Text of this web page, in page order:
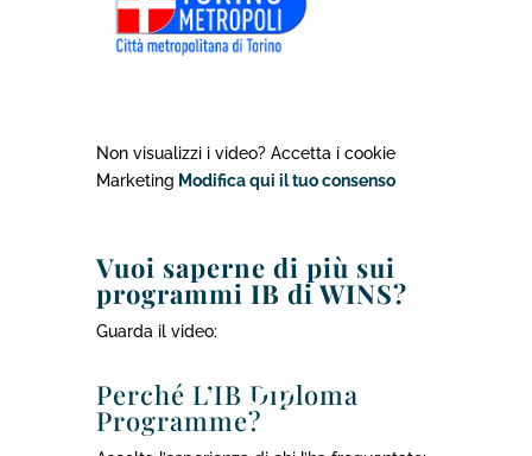
Non visualizzi i video? Accetta i cookie
Marketing Modifica qui il tuo consenso
Vuoi saperne di più sui
programmi IB di WINS?
Guarda il video:
Perché L’IB Diploma
Programme?